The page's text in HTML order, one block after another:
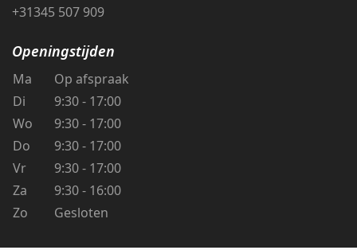
+31345 507 909
Openingstijden
Ma
Op afspraak
Di
9:30 - 17:00
Wo
9:30 - 17:00
Do
9:30 - 17:00
Vr
9:30 - 17:00
Za
9:30 - 16:00
Zo
Gesloten